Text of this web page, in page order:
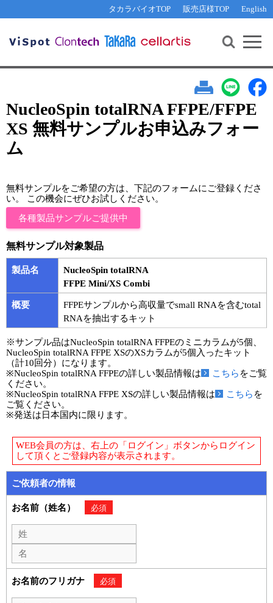
タカラバイオTOP 販売店様TOP English
機能解析・サイレンシング
核酸抽出・精製・標識
PCR・等温増幅
リアルタイムPCR（qPCR）
サンプル請求
テクニカルサポートライン
その他 ライセンスに関するご相談
遺伝子組換え生物該当製品
研究支援ツール
Cut-Site Navigator 制限酵素切断サイトの検索
抗体検索サイト
リアルタイムPCR
リアルタイムPCR（プローブ法）
プライマー・プローブ検索・注文
機器ソフトウェア・ベクター配列ダウンロード
ラーニングセンター
実験ガイド
リアルタイムPCR実験ガイド
遺伝子検査ガイド（食品・水質・家畜他）
NGSポータルサイト
幹細胞・再生医療研究ガイド
クローニング実験ガイド
エピジェネティクス実験ガイド
RNAi実験ガイド
アプリケーションノート
プロトコール集
ユーザーズボイス集
動画ライブラリー
お問い合わせ WEB会員登録
NucleoSpin totalRNA FFPE/FFPE
XS 無料サンプルお申込みフォー
ム
無料サンプルをご希望の方は、下記のフォームにご登録くださ
い。 この機会にぜひお試しください。
各種製品サンプルご提供中
無料サンプル対象製品
製品名
概要
NucleoSpin totalRNA
FFPE Mini/XS Combi
FFPEサンプルから高収量でsmall RNAを含むtotal
RNAを抽出するキット
※サンプル品はNucleoSpin totalRNA FFPEのミニカラムが5個、
NucleoSpin totalRNA FFPE XSのXSカラムが5個入ったキット
（計10回分）になります。
※NucleoSpin totalRNA FFPEの詳しい製品情報は
こちら をご覧
ください。
※NucleoSpin totalRNA FFPE XSの詳しい製品情報は
こちら を
ご覧ください。
※発送は日本国内に限ります。
WEB会員の方は、右上の「ログイン」ボタンからログイン
して頂くとご登録内容が表示されます。
ご依頼者の情報
お名前（姓名） 必須
お名前のフリガナ 必須